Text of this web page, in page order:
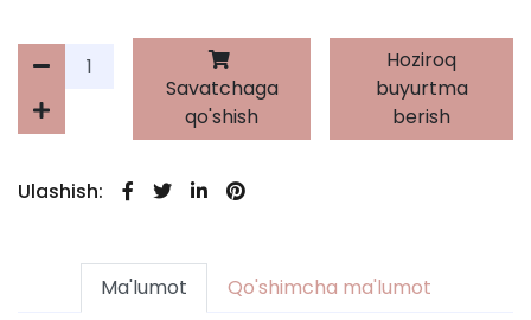
Savatchaga
qo'shish
Hoziroq
buyurtma
berish
Ulashish:
Ma'lumot Qo'shimcha ma'lumot